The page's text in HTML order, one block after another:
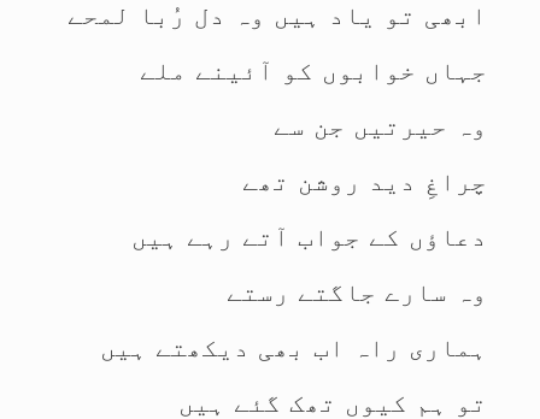
ابھی تو یاد ہیں وہ دل رُبا لمحے
جہاں خوابوں کو آئینے ملے
وہ حیرتیں جن سے
چراغِ دید روشن تھے
دعاؤں کے جواب آتے رہے ہیں
وہ سارے جاگتے رستے
ہماری راہ اب بھی دیکھتے ہیں
تو ہم کیوں تھک گئے ہیں